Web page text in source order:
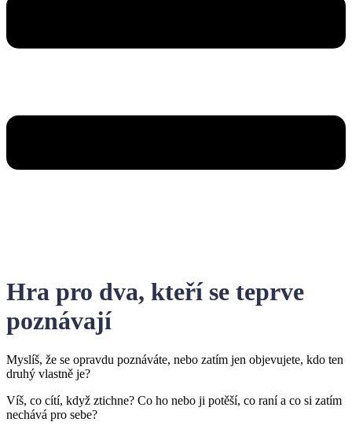
Hra pro dva, kteří se teprve
poznávají
Myslíš, že se opravdu poznáváte, nebo zatím jen objevujete, kdo ten
druhý vlastně je?
Víš, co cítí, když ztichne? Co ho nebo ji potěší, co raní a co si zatím
nechává pro sebe?